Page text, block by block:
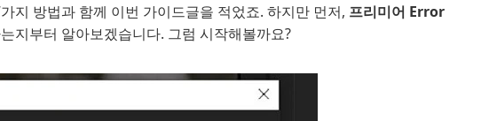
지 방법과 함께 이번 가이드글을 적었죠. 하지만 먼저, 프리미어 Error
지부터 알아보겠습니다. 그럼 시작해볼까요?